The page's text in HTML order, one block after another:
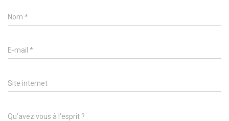
Nom *
E-mail *
Site internet
Qu’avez vous à l’esprit ?